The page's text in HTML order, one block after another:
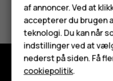
Tilbehør
HMD Terra
Tablets
Synes du, dette var
Ja Nej
af annoncer. Ved at
accepterer du brugen
teknologi. Du kan når
indstillinger ved at
nederst på siden. Få
cookiepolitik.